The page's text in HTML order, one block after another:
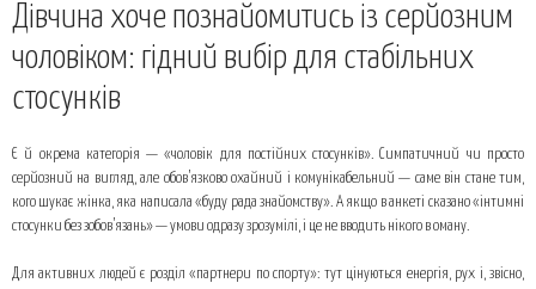
Дівчина хоче познайомитись із серйозним
чоловіком: гідний вибір для стабільних
стосунків
Є й окрема категорія — «чоловік для постійних стосунків». Симпатичний чи просто
серйозний на вигляд, але обов’язково охайний і комунікабельний — саме він стане тим,
кого шукає жінка, яка написала «буду рада знайомству». А якщо в анкеті сказано «інтимні
стосунки без зобов’язань» — умови одразу зрозумілі, і це не вводить нікого в оману.
Для активних людей є розділ «партнери по спорту»: тут цінуються енергія, рух і, звісно,